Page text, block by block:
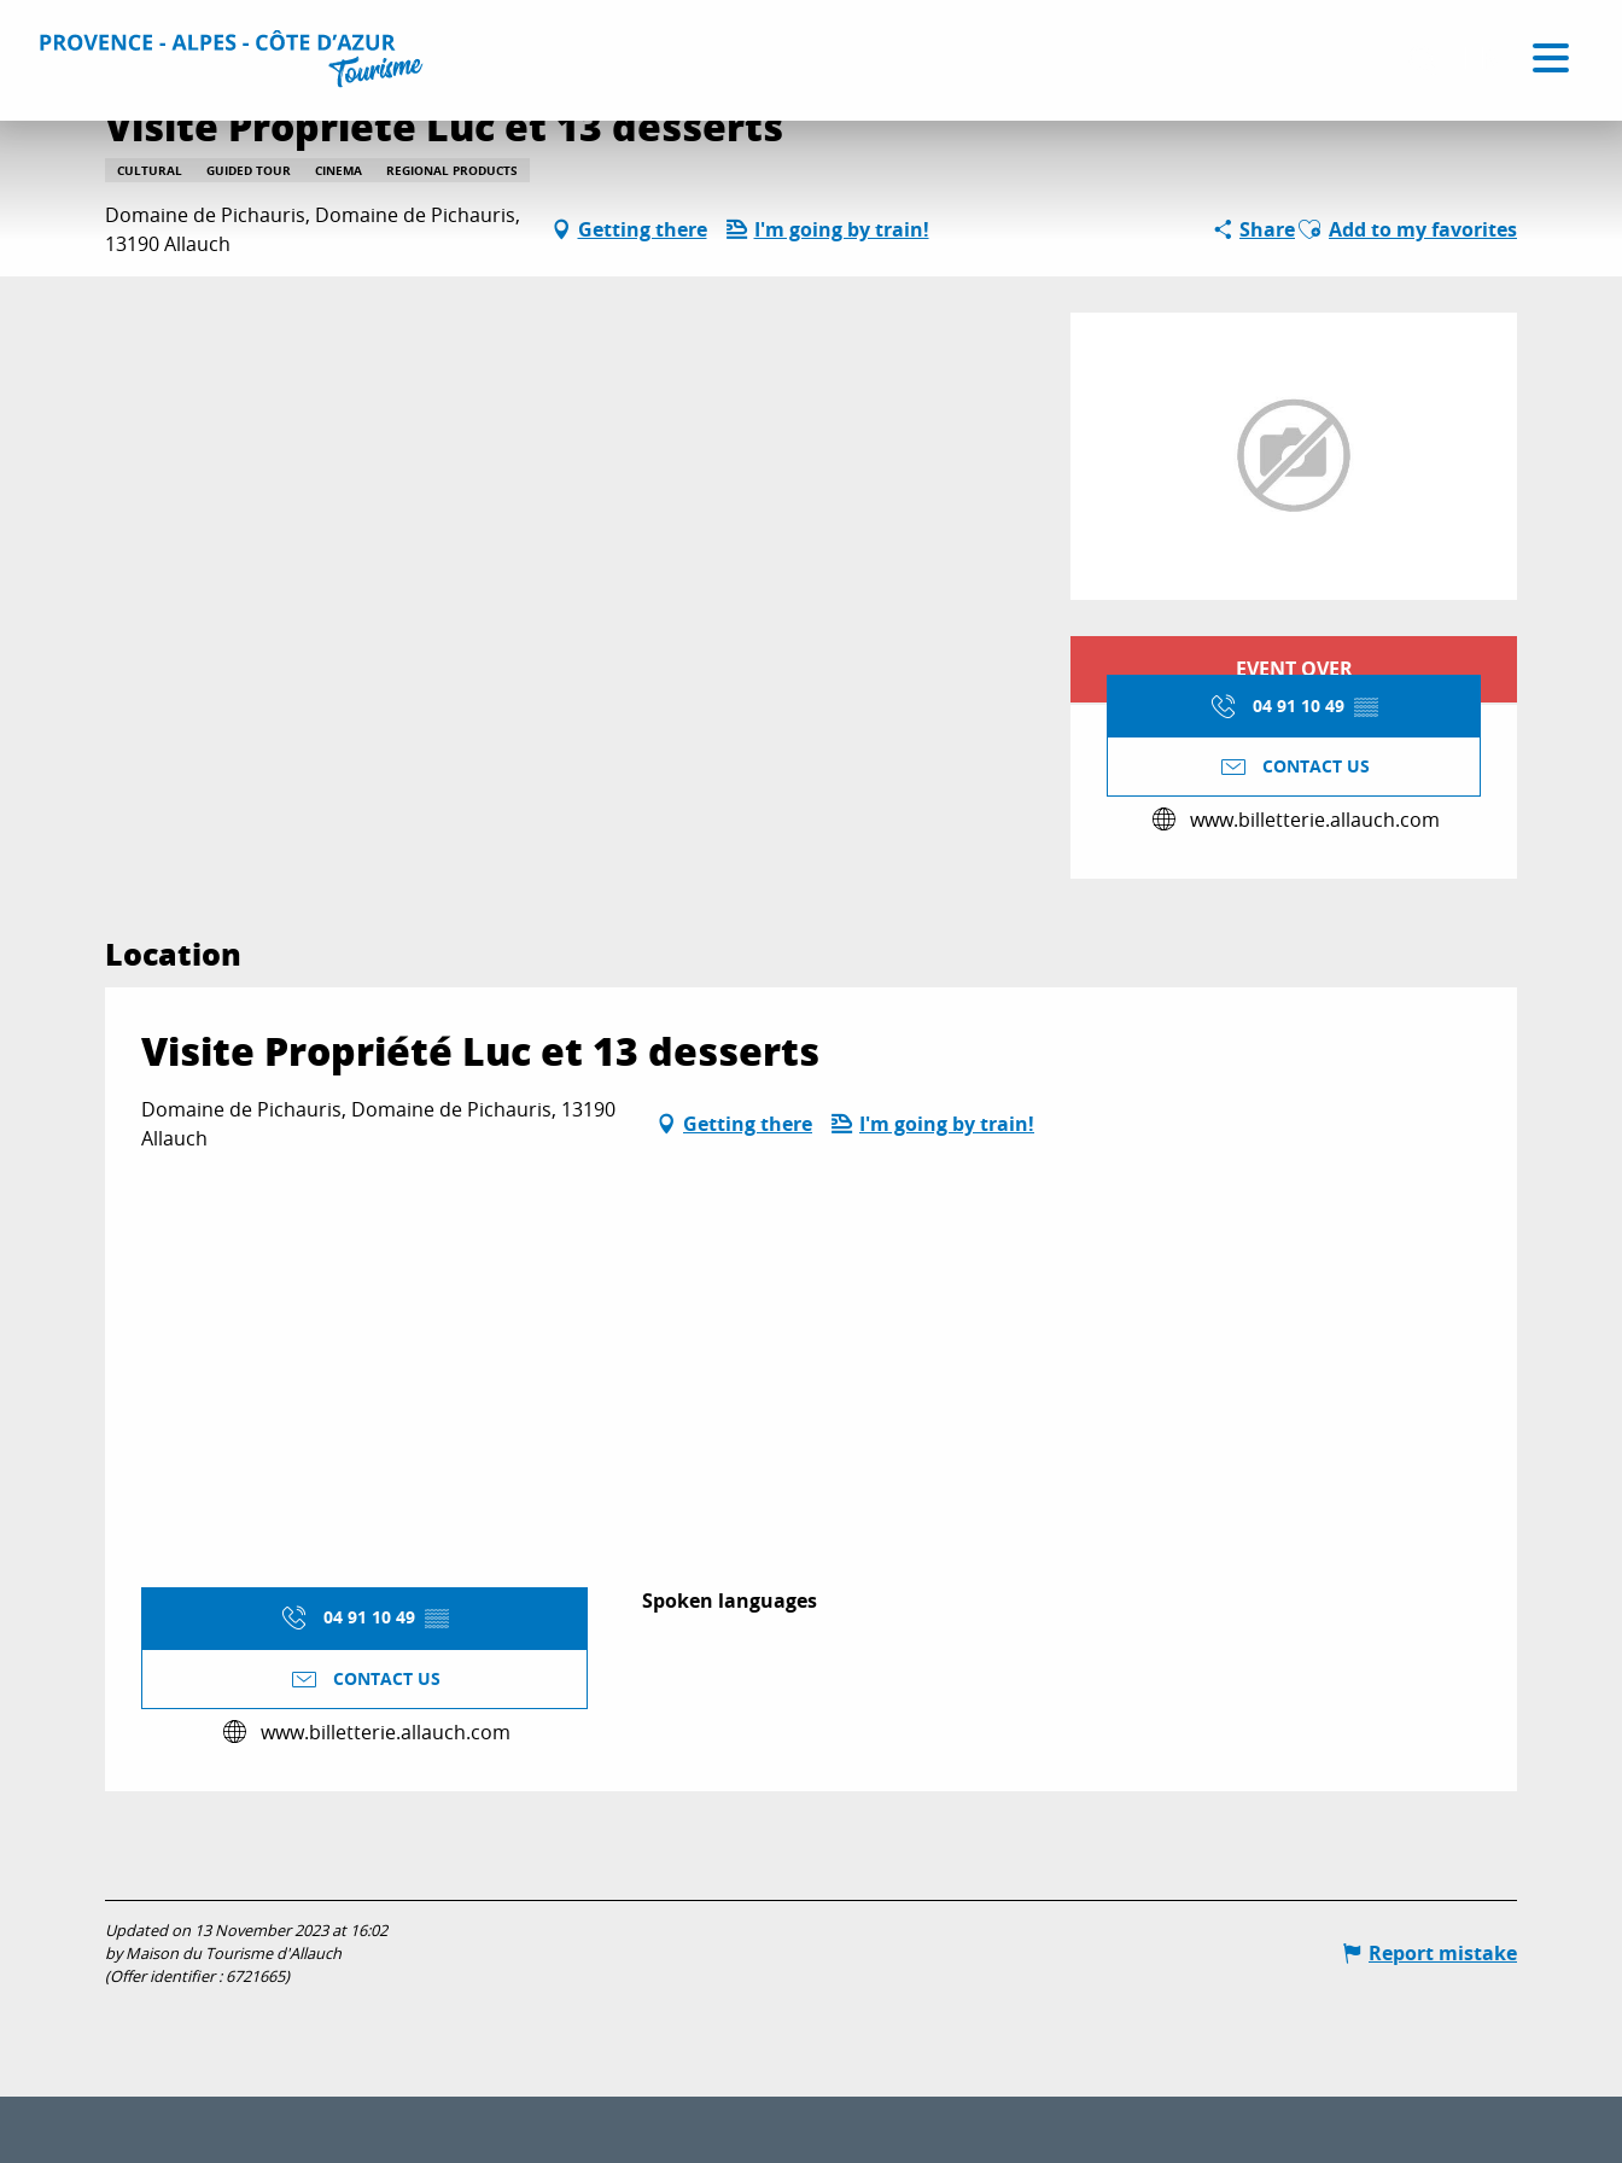
Home Things to do Events & Agenda
Visite Propriété Luc et 13 desserts
CULTURAL GUIDED TOUR CINEMA REGIONAL PRODUCTS
Domaine de Pichauris, Domaine de Pichauris,
13190 Allauch
Getting there I'm going by train! ShareAjouter aux favoris
Add to my favorites
Opening hours &
EVENT OVER
04 91 10 49 ▒▒
CONTACT US
www.billetterie.allauch.com
Location
Visite Propriété Luc et 13 desserts
Domaine de Pichauris, Domaine de Pichauris, 13190
Allauch
Getting there I'm going by train!
04 91 10 49 ▒▒
CONTACT US
www.billetterie.allauch.com
Spoken languages
Spoken languages
Updated on 13 November 2023 at 16:02
by Maison du Tourisme d'Allauch
(Offer identifier :6721665)
Report mistake